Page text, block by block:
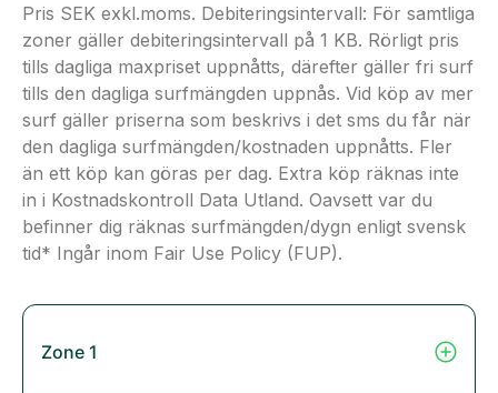
Pris SEK exkl.moms. Debiteringsintervall: För samtliga
zoner gäller debiteringsintervall på 1 KB. Rörligt pris
tills dagliga maxpriset uppnåtts, därefter gäller fri surf
tills den dagliga surfmängden uppnås. Vid köp av mer
surf gäller priserna som beskrivs i det sms du får när
den dagliga surfmängden/kostnaden uppnåtts. Fler
än ett köp kan göras per dag. Extra köp räknas inte
in i Kostnadskontroll Data Utland. Oavsett var du
befinner dig räknas surfmängden/dygn enligt svensk
tid* Ingår inom Fair Use Policy (FUP).
Zone 1